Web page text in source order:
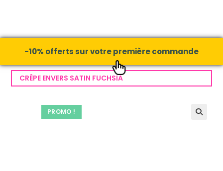
-10% offerts sur votre première commande
PROMO !
CRÊPE ENVERS SATIN FUCHSIA